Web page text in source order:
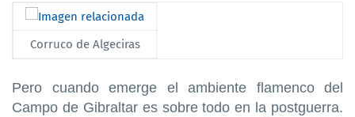
Corruco de Algeciras
Pero cuando emerge el ambiente flamenco del
Campo de Gibraltar es sobre todo en la postguerra.